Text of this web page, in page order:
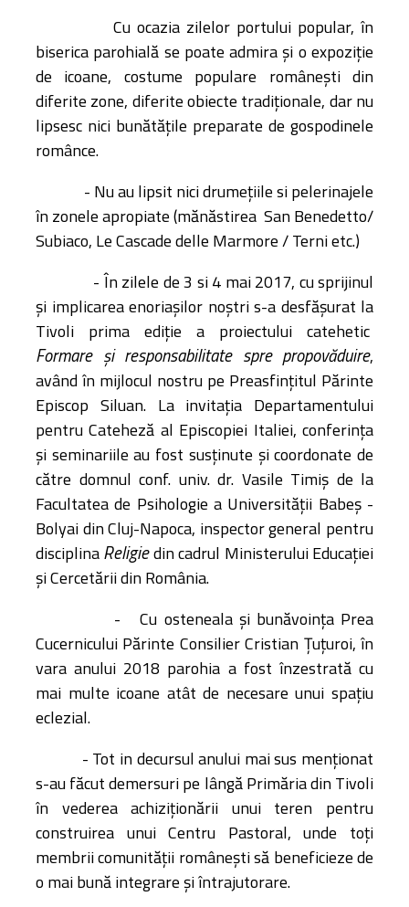
Cu ocazia zilelor portului popular, în
biserica parohială se poate admira și o expoziție
de icoane, costume populare românești din
diferite zone, diferite obiecte tradiționale, dar nu
lipsesc nici bunătățile preparate de gospodinele
românce.
- Nu au lipsit nici drumețiile si pelerinajele
în zonele apropiate (mănăstirea San Benedetto/
Subiaco, Le Cascade delle Marmore / Terni etc.)
- În zilele de 3 si 4 mai 2017, cu sprijinul
și implicarea enoriașilor noștri s-a desfășurat la
Tivoli prima ediție a proiectului catehetic
Formare și responsabilitate spre propovăduire,
având în mijlocul nostru pe Preasfințitul Părinte
Episcop Siluan. La invitația Departamentului
pentru Cateheză al Episcopiei Italiei, conferința
și seminariile au fost susținute și coordonate de
către domnul conf. univ. dr. Vasile Timiș de la
Facultatea de Psihologie a Universității Babeș -
Bolyai din Cluj-Napoca, inspector general pentru
disciplinaReligiedin cadrul Ministerului Educației
și Cercetării din România.
-
Cu osteneala și bunăvoința Prea
Cucernicului Părinte Consilier Cristian Țuțuroi, în
vara anului 2018 parohia a fost înzestrată cu
mai multe icoane atât de necesare unui spațiu
eclezial.
- Tot in decursul anului mai sus menționat
s-au făcut demersuri pe lângă Primăria dinTivoli
în vederea achiziționării unui teren pentru
construirea unui Centru Pastoral, unde toți
membrii comunității românești să beneficieze de
o mai bună integrare și întrajutorare.